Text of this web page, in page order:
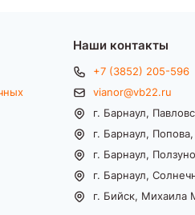
Наши контакты
+7 (3852) 205-596
vianor@vb22.ru
г. Барнаул,
г. Барнаул,
г. Барнаул,
г. Барнаул,
г. Бийск, Михаила